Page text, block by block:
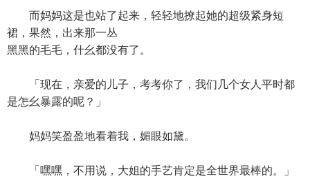
而妈妈这是也站了起来，轻轻地撩起她的超级紧身短
裙，果然，出来那一丛
黑黑的毛毛，什幺都没有了。
「现在，亲爱的儿子，考考你了，我们几个女人平时都
是怎幺暴露的呢？」
妈妈笑盈盈地看着我，媚眼如黛。
「嘿嘿，不用说，大姐的手艺肯定是全世界最棒的。」